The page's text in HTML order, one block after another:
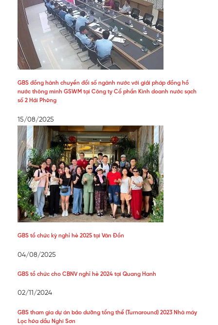
GBS đồng hành chuyển đổi số ngành nước với giải pháp đồng hồ
nước thông minh GSWM tại Công ty Cổ phần Kinh doanh nước sạch
số 2 Hải Phòng
15/08/2025
GBS tổ chức kỳ nghỉ hè 2025 tại Vân Đồn
04/08/2025
GBS tổ chức cho CBNV nghỉ hè 2024 tại Quang Hanh
02/11/2024
GBS tham gia dự án bảo dưỡng tổng thể (Turnaround) 2023 Nhà máy
Lọc hóa dầu Nghi Sơn